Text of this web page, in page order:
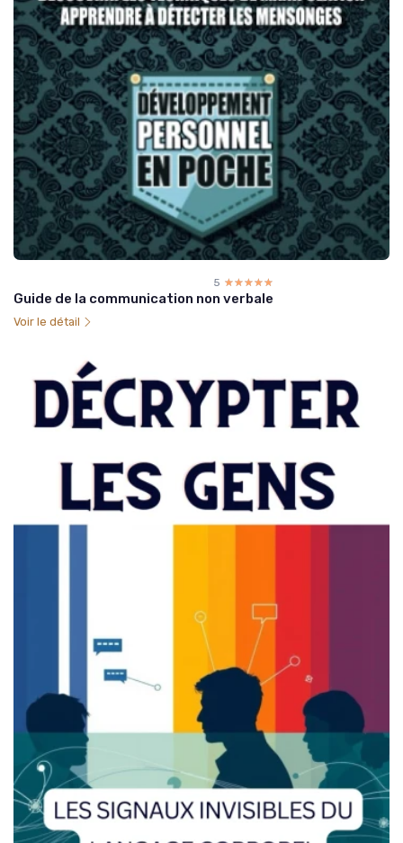
5 ☆☆☆☆☆
★★★★★
Guide de la communication non verbale
Voir le détail